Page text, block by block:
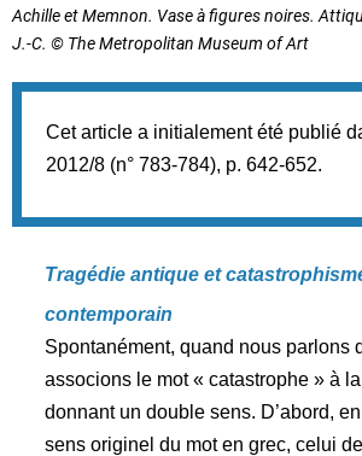
Achille et Memnon. Vase à figures noires.
J.-C. © The Metropolitan Museum of Art
Cet article a initialement été publié
2012/8 (n° 783-784), p. 642-652.
Tragédie antique et
contemporain
Spontanément, quand nous parlons
associons le mot « catastrophe » à
donnant un double sens. D’abord,
sens originel du mot en grec, celui